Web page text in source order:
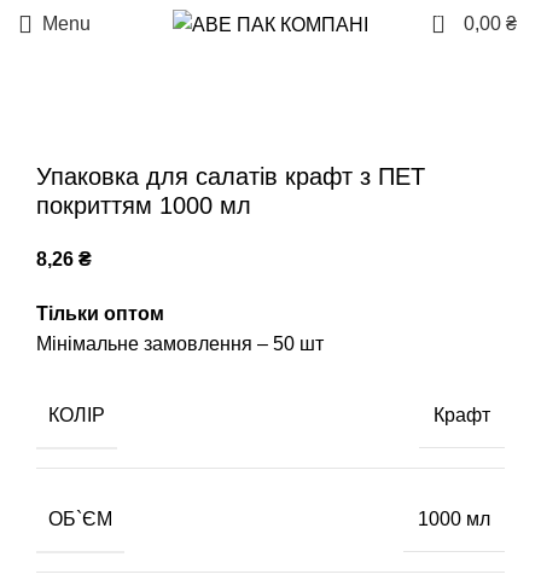
Menu 0 0,00 ₴
Упаковка для салатів крафт з ПЕТ
покриттям 1000 мл
8,26 ₴
Тільки оптом
Мінімальне замовлення – 50 шт
КОЛІР Крафт
ОБ`ЄМ 1000 мл